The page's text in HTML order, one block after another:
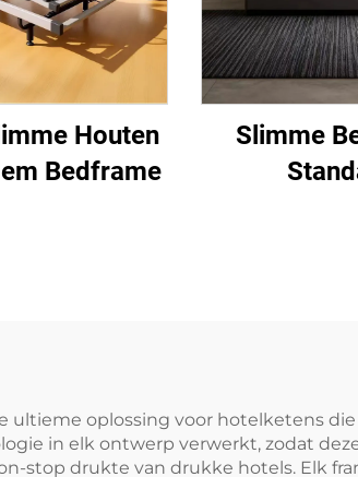
Houten
Bedframe
Slimme
ultieme oplossing voor hotelketens
in elk ontwerp verwerkt, zodat
stop drukte van drukke hotels. Elk